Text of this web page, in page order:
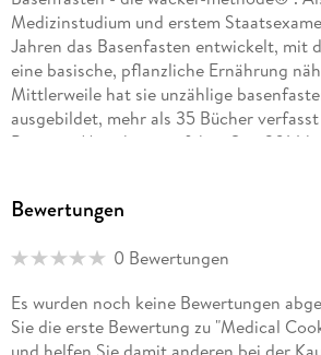
Medizinstudium und erstem
Jahren das Basenfasten entwickelt, mit
eine basische, pflanzliche Ernährung
Mittlerweile hat sie unzählige
ausgebildet, mehr als 35 Bücher
Praxis in Mannheim geführt. Seit 2014
Das Konzept gehört mittlerweile zum
betreibt seit 2017 einen Onlineshop, in
Alltag danach benötigt. Natürlich in
Zusatzstoffe.
Bewertungen
0 Bewertungen
Es wurden noch keine Bewertungen
Sie die erste Bewertung zu "Medical